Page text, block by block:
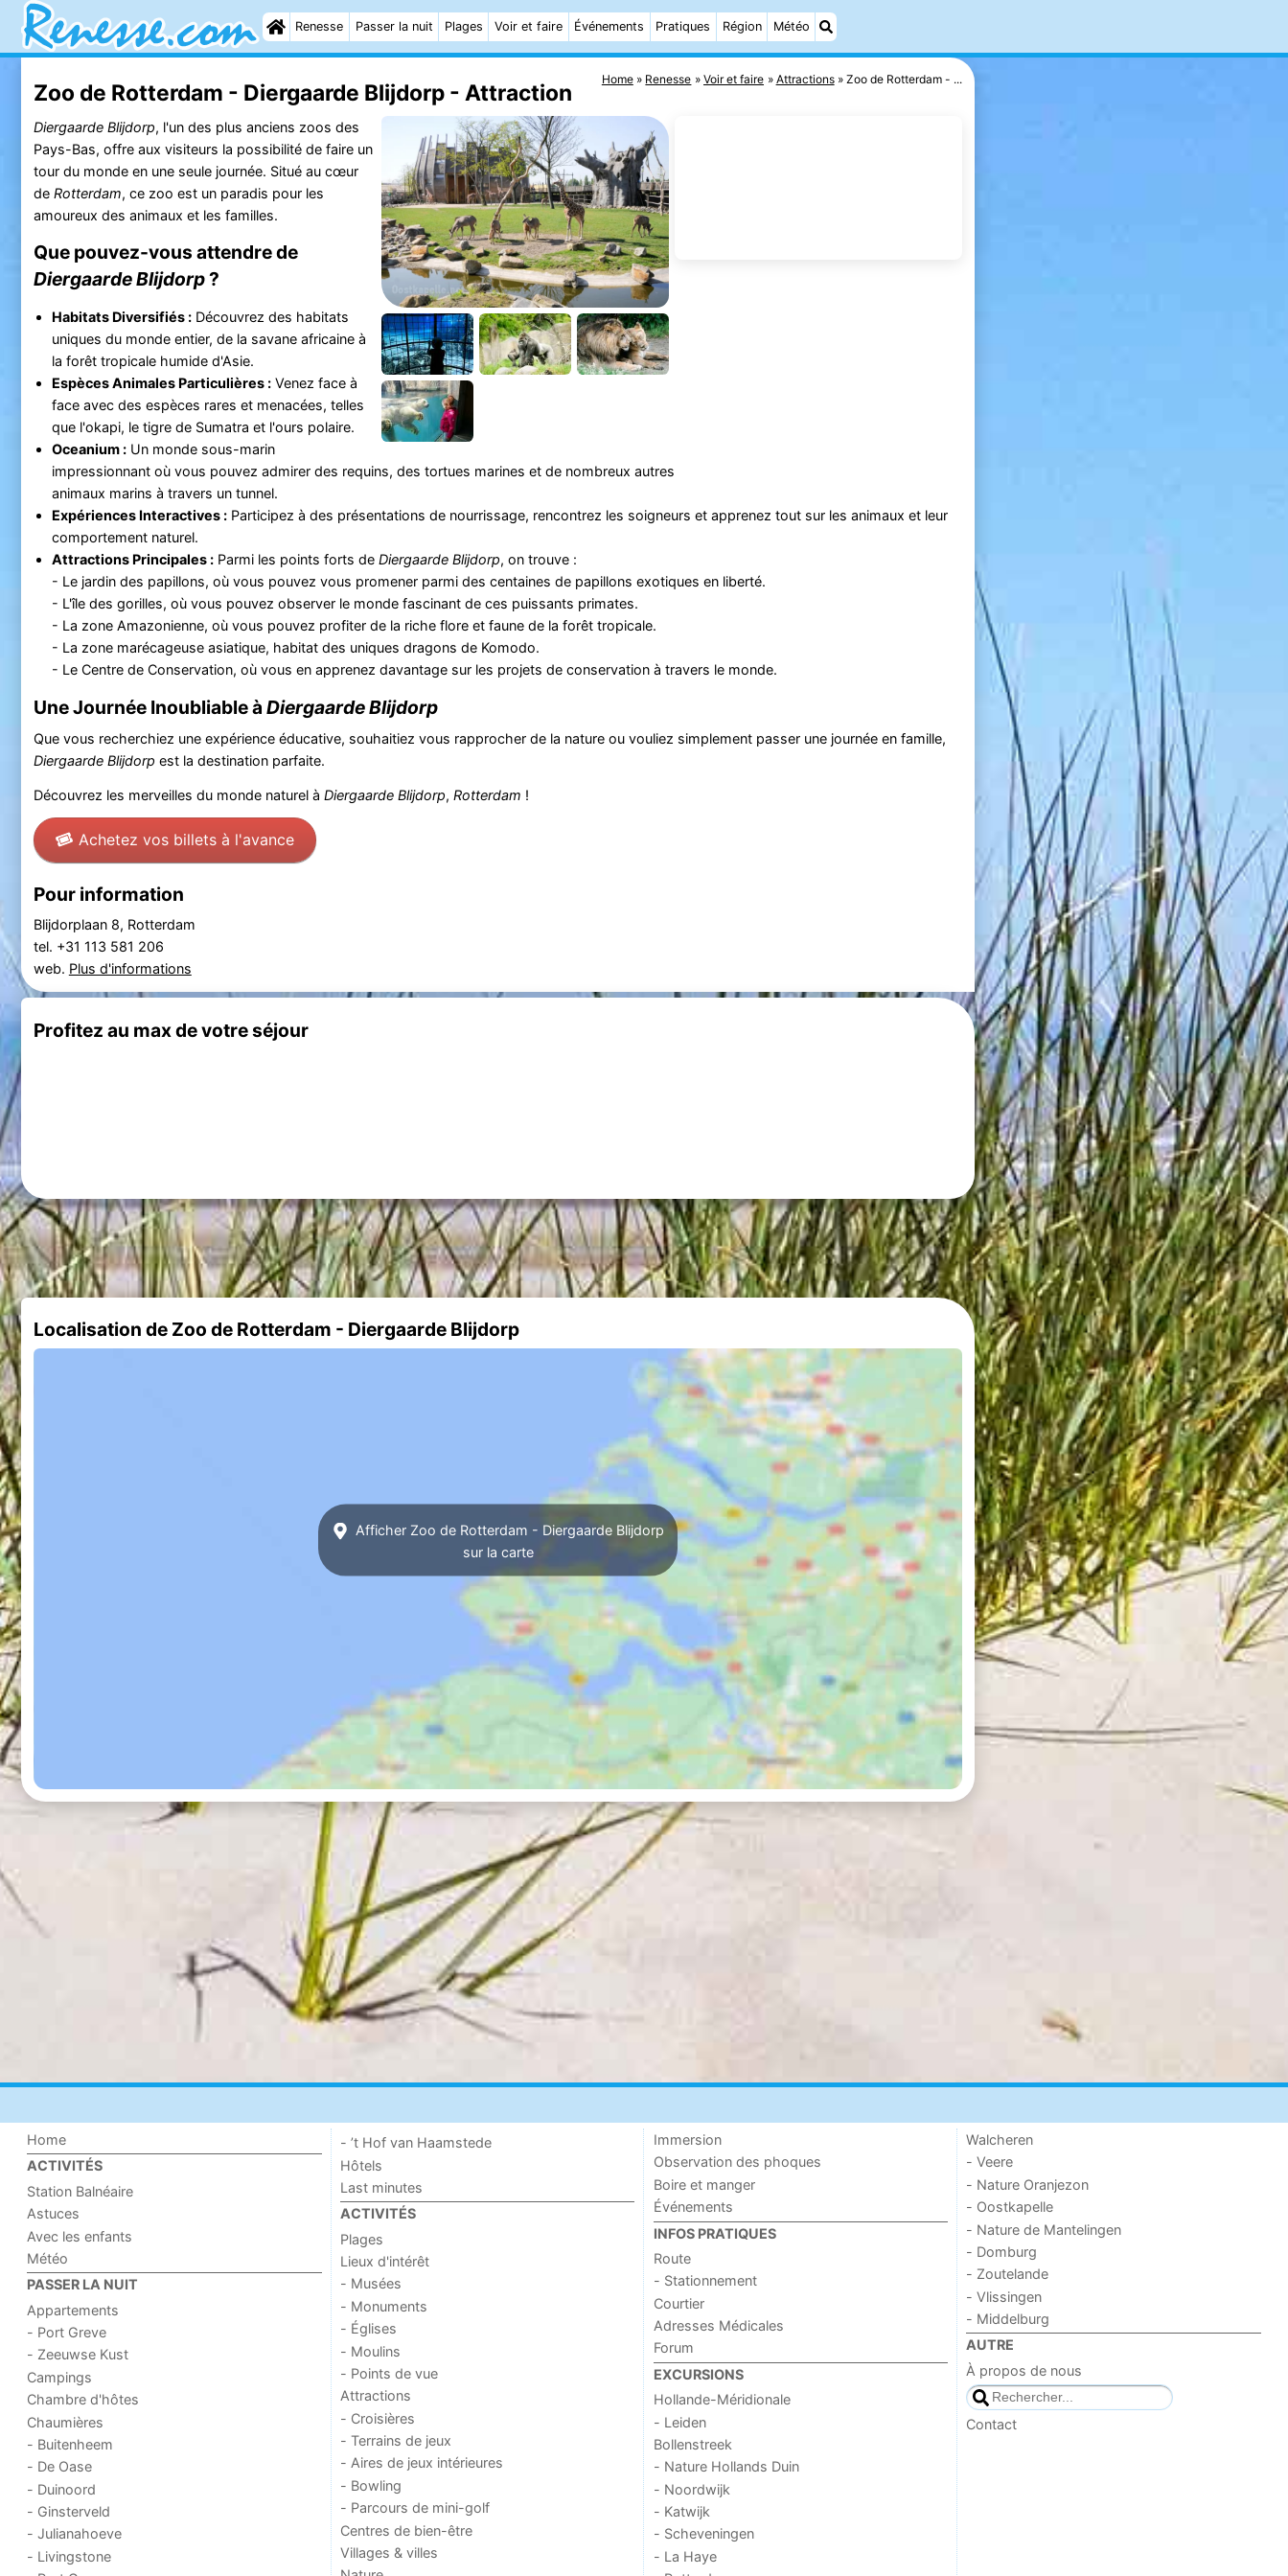
Renesse Passer la nuit Plages Voir et faire Événements Pratiques Région Météo
Home Renesse Voir et faire Attractions Zoo de Rotterdam - ...
Zoo de Rotterdam - Diergaarde Blijdorp - Attraction
Diergaarde Blijdorp, l'un des plus anciens zoos des
Pays-Bas, offre aux visiteurs la possibilité de faire un
tour du monde en une seule journée. Situé au cœur
de Rotterdam, ce zoo est un paradis pour les
amoureux des animaux et les familles.
Que pouvez-vous attendre de
Diergaarde Blijdorp?
Habitats Diversifiés :Découvrez des habitats
uniques du monde entier, de la savane africaine à
la forêt tropicale humide d'Asie.
Espèces Animales Particulières :Venez face à
face avec des espèces rares et menacées, telles
que l'okapi, le tigre de Sumatra et l'ours polaire.
Oceanium :Un monde sous-marin
impressionnant où vous pouvez admirer des requins, des tortues marines et de nombreux autres
animaux marins à travers un tunnel.
Expériences Interactives :Participez à des présentations de nourrissage, rencontrez les soigneurs et apprenez tout sur les animaux et leur
comportement naturel.
Attractions Principales :Parmi les points forts de Diergaarde Blijdorp, on trouve :
- Le jardin des papillons, où vous pouvez vous promener parmi des centaines de papillons exotiques en liberté.
- L'île des gorilles, où vous pouvez observer le monde fascinant de ces puissants primates.
- La zone Amazonienne, où vous pouvez profiter de la riche flore et faune de la forêt tropicale.
- La zone marécageuse asiatique, habitat des uniques dragons de Komodo.
- Le Centre de Conservation, où vous en apprenez davantage sur les projets de conservation à travers le monde.
Une Journée Inoubliable à Diergaarde Blijdorp
Que vous recherchiez une expérience éducative, souhaitiez vous rapprocher de la nature ou vouliez simplement passer une journée en famille,
Diergaarde Blijdorp est la destination parfaite.
Découvrez les merveilles du monde naturel à Diergaarde Blijdorp, Rotterdam !
Achetez vos billets à l'avance
Pour information
Blijdorplaan 8, Rotterdam
tel. +31 113 581 206
web. Plus d'informations
Profitez au max de votre séjour
Localisation de Zoo de Rotterdam - Diergaarde Blijdorp
Afficher Zoo de Rotterdam - Diergaarde Blijdorp
sur la carte
Home
ACTIVITÉS
Station Balnéaire
Astuces
Avec les enfants
Météo
PASSER LA NUIT
Appartements
- Port Greve
- Zeeuwse Kust
Campings
Chambre d'hôtes
Chaumières
- Buitenheem
- De Oase
- Duinoord
- Ginsterveld
- Julianahoeve
- Livingstone
- ’t Hof van Haamstede
Hôtels
Last minutes
ACTIVITÉS
Plages
Lieux d'intérêt
- Musées
- Monuments
- Églises
- Moulins
- Points de vue
Attractions
- Croisières
- Terrains de jeux
- Aires de jeux intérieures
- Bowling
- Parcours de mini-golf
Centres de bien-être
Villages & villes
Immersion
Observation des phoques
Boire et manger
Événements
INFOS PRATIQUES
Route
- Stationnement
Courtier
Adresses Médicales
Forum
EXCURSIONS
Hollande-Méridionale
- Leiden
Bollenstreek
- Nature Hollands Duin
- Noordwijk
- Katwijk
- Scheveningen
- La Haye
Walcheren
- Veere
- Nature Oranjezon
- Oostkapelle
- Nature de Mantelingen
- Domburg
- Zoutelande
- Vlissingen
- Middelburg
AUTRE
À propos de nous
Contact